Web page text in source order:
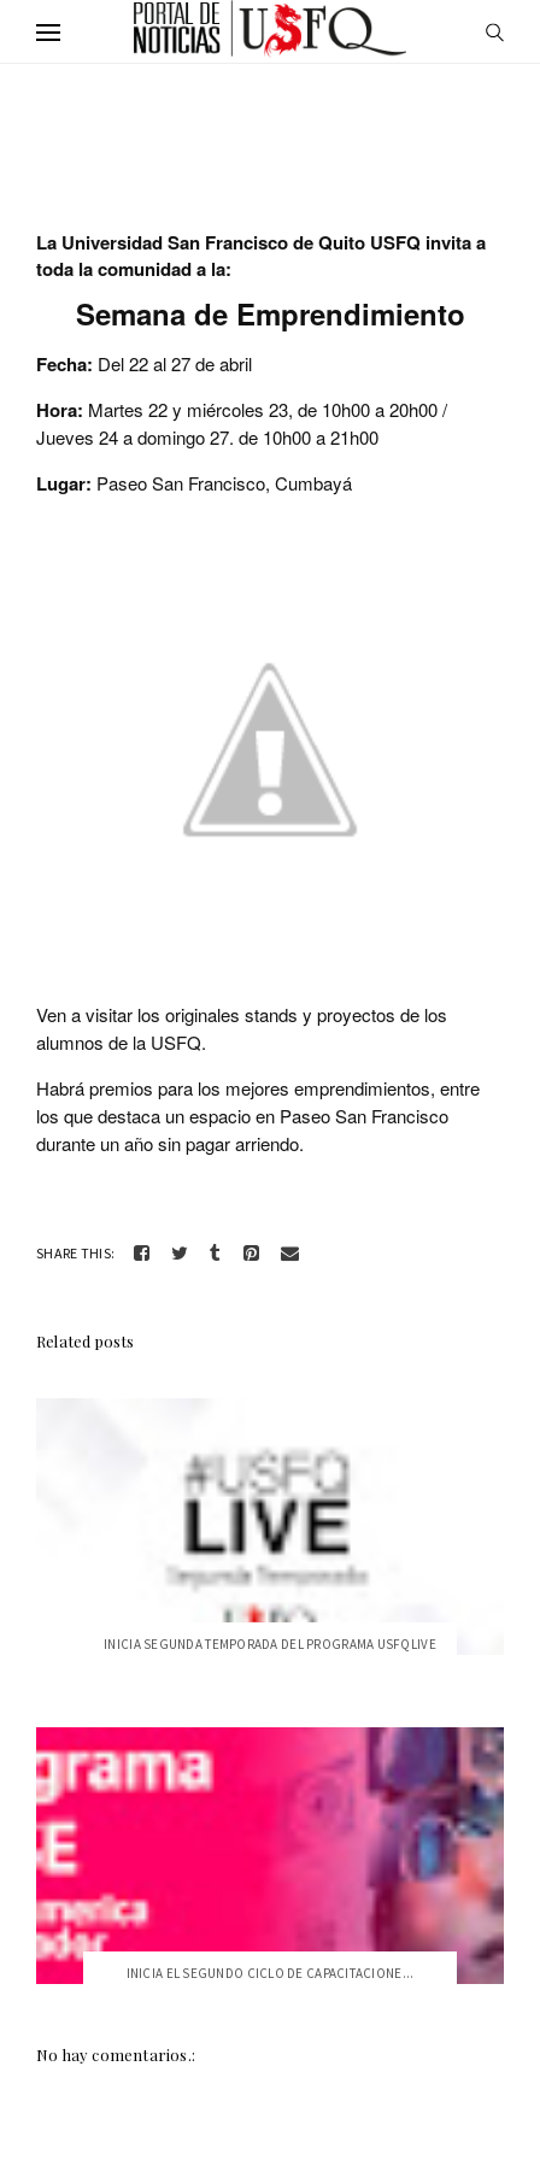
La Universidad San Francisco de Quito USFQ invita a
toda la comunidad a la:
Semana de Emprendimiento
Fecha: Del 22 al 27 de abril
Hora: Martes 22 y miércoles 23, de 10h00 a 20h00 /
Jueves 24 a domingo 27. de 10h00 a 21h00
Lugar: Paseo San Francisco, Cumbayá
Ven a visitar los originales stands y proyectos de los
alumnos de la USFQ.
Habrá premios para los mejores emprendimientos, entre
los que destaca un espacioen Paseo San Francisco
durante un año sin pagar arriendo.
SHARE THIS:
Related posts
INICIA SEGUNDA TEMPORADA DEL PROGRAMA USFQLIVE
INICIA EL SEGUNDO CICLO DE CAPACITACIONE...
No hay comentarios.: